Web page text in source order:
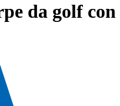
da golf con